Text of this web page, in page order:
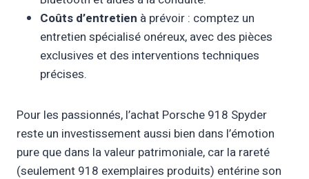
Coûts d’entretien à prévoir : comptez un
entretien spécialisé onéreux, avec des pièces
exclusives et des interventions techniques
précises.
Pour les passionnés, l’achat Porsche 918 Spyder
reste un investissement aussi bien dans l’émotion
pure que dans la valeur patrimoniale, car la rareté
(seulement 918 exemplaires produits) entérine son